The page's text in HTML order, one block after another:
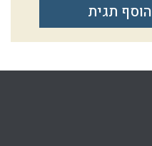
הוסף תגית